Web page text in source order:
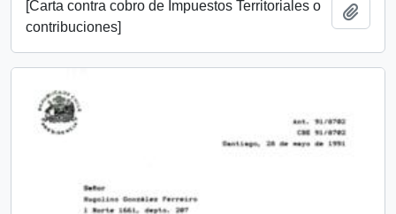
[Carta contra cobro de Impuestos Territoriales o
contribuciones]